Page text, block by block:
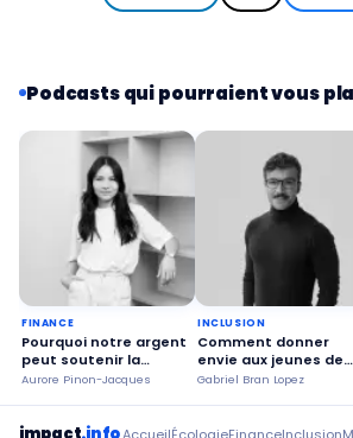
Podcasts qui pourraient vous
FINANCE
Pourquoi notre argent
peut soutenir la
transition écologique ?
Aurore Pinon-Jacques
INCLUSION
Comment donner
envie aux jeunes de
construire l'avenir ?
Gabriel Bran Lopez
AccueilÉcologieFinanceInclusion